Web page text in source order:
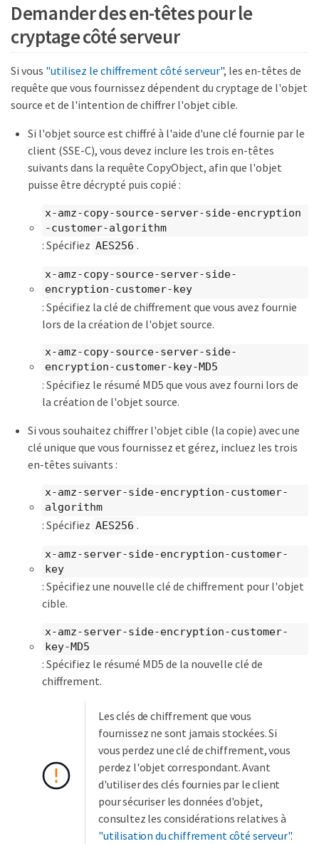
Demander des en-têtes pour le
cryptage côté serveur
Si vous "utilisez le chiffrement côté serveur", les en-têtes de
requête que vous fournissez dépendent du cryptage de l'objet
source et de l'intention de chiffrer l'objet cible.
Si l'objet source est chiffré à l'aide d'une clé fournie par le
client (SSE-C), vous devez inclure les trois en-têtes
suivants dans la requête CopyObject, afin que l'objet
puisse être décrypté puis copié :
x-amz-copy-source​-server-side​-encryption​
-customer-algorithm
: Spécifiez AES256 .
x-amz-copy-source​-server-side-
encryption-customer-key
: Spécifiez la clé de chiffrement que vous avez fournie
lors de la création de l'objet source.
x-amz-copy-source​-server-side-
encryption-customer-key-MD5
: Spécifiez le résumé MD5 que vous avez fourni lors de
la création de l'objet source.
Si vous souhaitez chiffrer l'objet cible (la copie) avec une
clé unique que vous fournissez et gérez, incluez les trois
en-têtes suivants :
x-amz-server-side-encryption-customer-
algorithm
: Spécifiez AES256 .
x-amz-server-side-encryption-customer-
key
: Spécifiez une nouvelle clé de chiffrement pour l'objet
cible.
x-amz-server-side-encryption-customer-
key-MD5
: Spécifiez le résumé MD5 de la nouvelle clé de
chiffrement.
Les clés de chiffrement que vous
fournissez ne sont jamais stockées. Si
vous perdez une clé de chiffrement, vous
perdez l'objet correspondant. Avant
d'utiliser des clés fournies par le client
pour sécuriser les données d'objet,
consultez les considérations relatives à
"utilisation du chiffrement côté serveur".